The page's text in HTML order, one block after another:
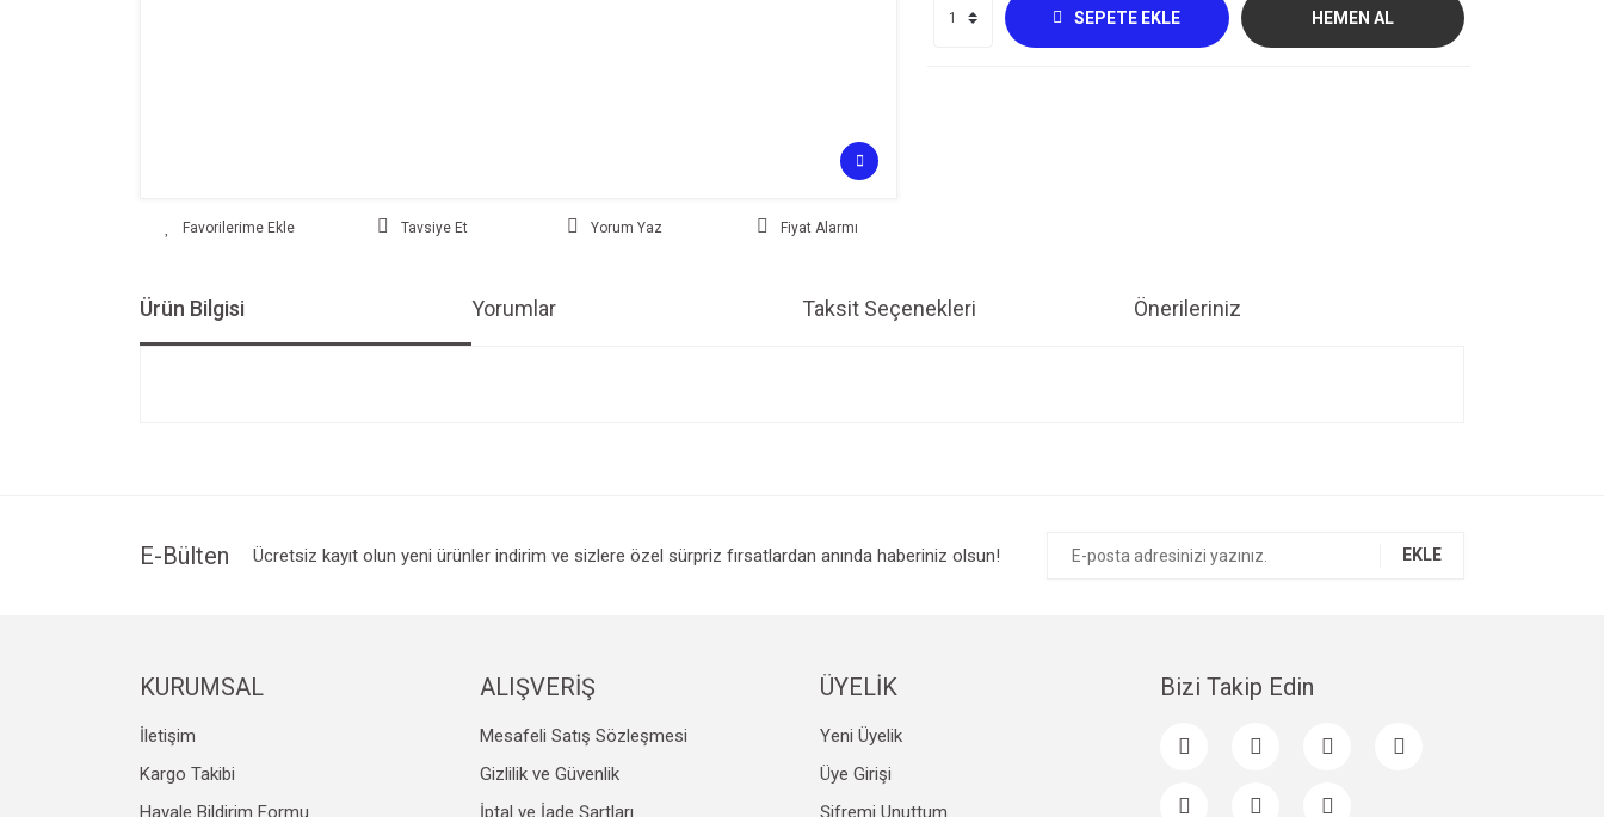
Tavsiye Et Yorum Yaz Fiyat Alarmı
SEPETE EKLE HEMEN AL
Ürün Bilgisi Yorumlar Taksit Seçenekleri Önerileriniz
Ürün bilgilerinde hatalar bulunuyor.
Gönder
E-Bülten Ücretsiz kayıt olun yeni ürünler indirim ve sizlere özel sürpriz fırsatlardan anında haberiniz olsun! EKLE
KURUMSAL
İletişim
Kargo Takibi
Havale Bildirim Formu
ALIŞVERİŞ
Mesafeli Satış Sözleşmesi
Gizlilik ve Güvenlik
İptal ve İade Şartları
ÜYELİK
Yeni Üyelik
Üye Girişi
Şifremi Unuttum
Bizi Takip Edin